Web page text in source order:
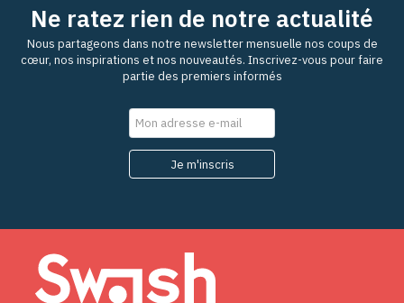
Ne ratez rien de notre actualité
Nous partageons dans notre newsletter mensuelle nos coups de
cœur, nos inspirations et nos nouveautés. Inscrivez-vous pour faire
partie des premiers informés